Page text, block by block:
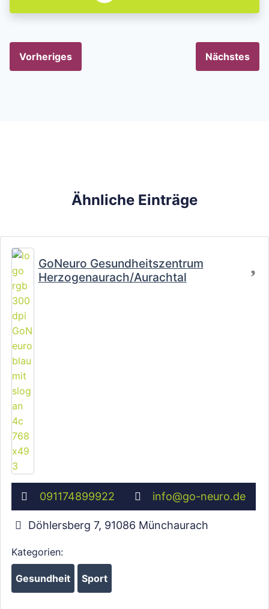
Vorheriges Nächstes
Ähnliche Einträge
GoNeuro Gesundheitszentrum
Herzogenaurach/Aurachtal
091174899922 info@go-neuro.de
Döhlersberg 7, 91086 Münchaurach
Kategorien:
Gesundheit Sport